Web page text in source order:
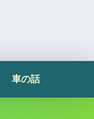
車の話